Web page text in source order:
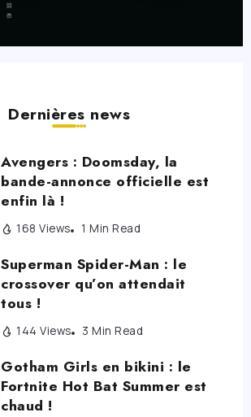
Dernières news
Avengers : Doomsday, la
bande-annonce officielle est
enfin là !
168 Views 1 Min Read
Superman Spider-Man : le
crossover qu’on attendait
tous !
144 Views 3 Min Read
Gotham Girls en bikini : le
Fortnite Hot Bat Summer est
chaud !